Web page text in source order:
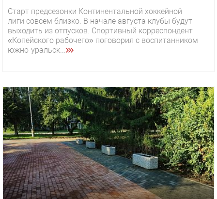
Старт предсезонки Континентальной хоккейной
лиги совсем близко. В начале августа клубы будут
выходить из отпусков. Спортивный корреспондент
«Копейского рабочего» поговорил с воспитанником
южно-уральск...